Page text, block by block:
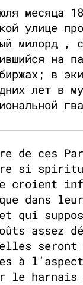
месяца
улице
милорд ,
на
в
лет в
de ces
si
croient
dans
qui
assez
seront
à
le